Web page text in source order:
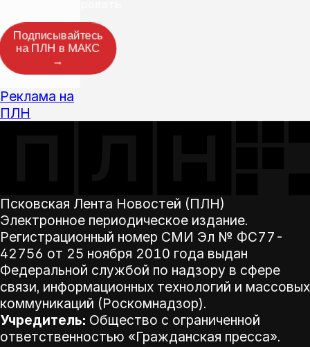
Подписывайтесь
на ПЛН в МАКС
→
Реклама на
ПЛН
Псковская Лента Новостей (ПЛН)
Электронное периодическое издание.
Регистрационный номер СМИ Эл № ФС77-
42756 от 25 ноября 2010 года выдан
Федеральной службой по надзору в сфере
связи, информационных технологий и массовых
коммуникаций (Роскомнадзор).
Учредитель: Общество с ограниченной
ответственностью «Гражданская пресса».